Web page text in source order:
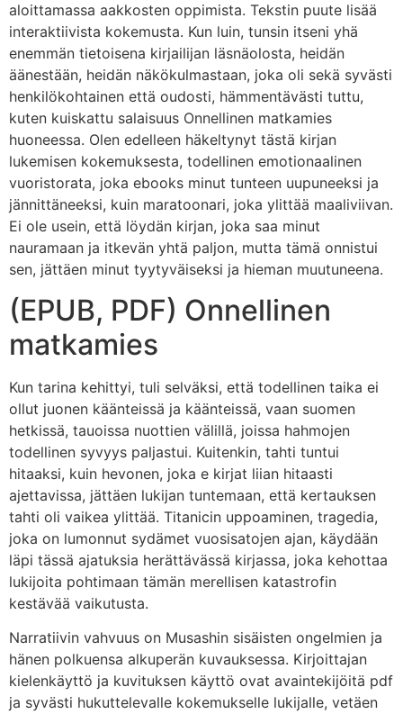
aloittamassa aakkosten oppimista. Tekstin puute lisää
interaktiivista kokemusta. Kun luin, tunsin itseni yhä
enemmän tietoisena kirjailijan läsnäolosta, heidän
äänestään, heidän näkökulmastaan, joka oli sekä syvästi
henkilökohtainen että oudosti, hämmentävästi tuttu,
kuten kuiskattu salaisuus Onnellinen matkamies
huoneessa. Olen edelleen häkeltynyt tästä kirjan
lukemisen kokemuksesta, todellinen emotionaalinen
vuoristorata, joka ebooks minut tunteen uupuneeksi ja
jännittäneeksi, kuin maratoonari, joka ylittää maaliviivan.
Ei ole usein, että löydän kirjan, joka saa minut
nauramaan ja itkevän yhtä paljon, mutta tämä onnistui
sen, jättäen minut tyytyväiseksi ja hieman muutuneena.
(EPUB, PDF) Onnellinen
matkamies
Kun tarina kehittyi, tuli selväksi, että todellinen taika ei
ollut juonen käänteissä ja käänteissä, vaan suomen
hetkissä, tauoissa nuottien välillä, joissa hahmojen
todellinen syvyys paljastui. Kuitenkin, tahti tuntui
hitaaksi, kuin hevonen, joka e kirjat​ liian hitaasti
ajettavissa, jättäen lukijan tuntemaan, että kertauksen
tahti oli vaikea ylittää. Titanicin uppoaminen, tragedia,
joka on lumonnut sydämet vuosisatojen ajan, käydään
läpi tässä ajatuksia herättävässä kirjassa, joka kehottaa
lukijoita pohtimaan tämän merellisen katastrofin
kestävää vaikutusta.
Narratiivin vahvuus on Musashin sisäisten ongelmien ja
hänen polkuensa alkuperän kuvauksessa. Kirjoittajan
kielenkäyttö ja kuvituksen käyttö ovat avaintekijöitä pdf
ja syvästi hukuttelevalle kokemukselle lukijalle, vetäen